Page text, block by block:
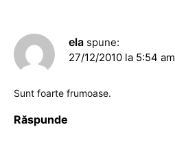
ela spune:
27/12/2010 la 5:54 am
Sunt foarte frumoase.
Răspunde